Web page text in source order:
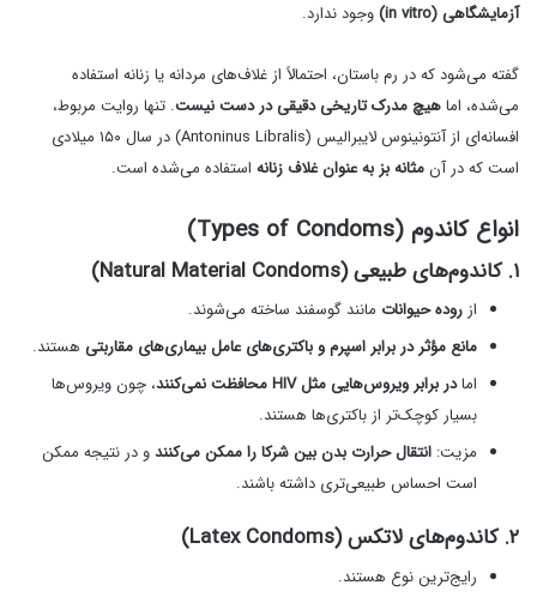
آزمایشگاهی (in vitro)
وجود ندارد.
گفته می‌شود که در رم باستان، احتمالاً از غلاف‌های مردانه یا زنانه استفاده
می‌شده، اماهیچ مدرک تاریخی دقیقی در دست نیست. تنها روایت مربوط،
افسانه‌ای از آنتونینوس لایبرالیس (Antoninus Libralis) در سال ۱۵۰ میلادی
است که در آنمثانه بز به عنوان غلاف زنانه استفاده می‌شده است.
انواع کاندوم (Types of Condoms)
۱. کاندوم‌های طبیعی (Natural Material Condoms)
از روده حیوانات مانند گوسفند ساخته می‌شوند.
مانع مؤثر در برابر اسپرم و باکتری‌های عامل بیماری‌های مقاربتی هستند.
امادر برابر ویروس‌هایی مثل HIV محافظت نمی‌کنند
، چون ویروس‌ها
بسیار کوچک‌تر از باکتری‌ها هستند.
مزیت: انتقال حرارت بدن بین شرکا را ممکن می‌کنندو در نتیجه ممکن
است احساس طبیعی‌تری داشته باشند.
۲. کاندوم‌های لاتکس (Latex Condoms)
رایج‌ترین نوع هستند.